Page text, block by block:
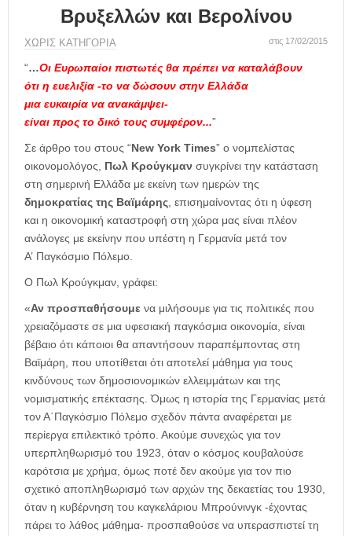
Βρυξελλών και Βερολίνου
ΧΩΡΊΣ ΚΑΤΗΓΟΡΊΑ στις 17/02/2015
“…Οι Ευρωπαίοι πιστωτές θα πρέπει να καταλάβουν
ότι η ευελιξία -το να δώσουν στην Ελλάδα
μια ευκαιρία να ανακάμψει-
είναι προς το δικό τους συμφέρον...”
Σε άρθρο του στους “New York Times” ο νομπελίστας
οικονομολόγος, Πωλ Κρούγκμαν συγκρίνει την κατάσταση
στη σημερινή Ελλάδα με εκείνη των ημερών της
δημοκρατίας της Βαϊμάρης, επισημαίνοντας ότι η ύφεση
και η οικονομική καταστροφή στη χώρα μας είναι πλέον
ανάλογες με εκείνην που υπέστη η Γερμανία μετά τον
Α’ Παγκόσμιο Πόλεμο.
Ο Πωλ Κρούγκμαν, γράφει:
«Αν προσπαθήσουμε να μιλήσουμε για τις πολιτικές που
χρειαζόμαστε σε μια υφεσιακή παγκόσμια οικονομία, είναι
βέβαιο ότι κάποιοι θα απαντήσουν παραπέμποντας στη
Βαϊμάρη, που υποτίθεται ότι αποτελεί μάθημα για τους
κινδύνους των δημοσιονομικών ελλειμμάτων και της
νομισματικής επέκτασης. Όμως η ιστορία της Γερμανίας μετά
τον Α΄Παγκόσμιο Πόλεμο σχεδόν πάντα αναφέρεται με
περίεργα επιλεκτικό τρόπο. Ακούμε συνεχώς για τον
υπερπληθωρισμό του 1923, όταν ο κόσμος κουβαλούσε
καρότσια με χρήμα, όμως ποτέ δεν ακούμε για τον πιο
σχετικό αποπληθωρισμό των αρχών της δεκαετίας του 1930,
όταν η κυβέρνηση του καγκελάριου Μπρούνινγκ -έχοντας
πάρει το λάθος μάθημα- προσπαθούσε να υπερασπιστεί τη